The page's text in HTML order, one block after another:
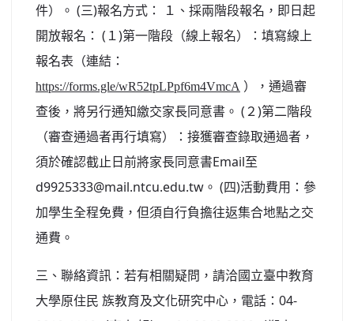
件）。 (三)報名方式： １、採兩階段報名，即日起
開放報名： (１)第一階段（線上報名）：填寫線上
報名表（連結：
https://forms.gle/wR52tpLPpf6m4VmcA ），通過審
查後，將另行通知繳交家長同意書。 (２)第二階段
（審查通過者再行填寫）：接獲審查錄取通過者，
須於確認截止日前將家長同意書Email至
d9925333@mail.ntcu.edu.tw。 (四)活動費用：參
加學生全程免費，但須自行負擔往返集合地點之交
通費。
三、聯絡資訊：若有相關疑問，請洽國立臺中教育
大學原住民 族教育及文化研究中心，電話：04-